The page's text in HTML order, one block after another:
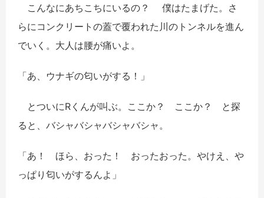
こんなにあちこちにいるの？ 僕はたまげた。さ
らにコンクリートの蓋で覆われた川のトンネルを進ん
でいく。大人は腰が痛いよ。
「あ、ウナギの匂いがする！」
とついにRくんが叫ぶ。ここか？ ここか？ と探
ると、バシャバシャバシャバシャ。
「あ！ ほら、おった！ おったおった。やけえ、や
っぱり匂いがするんよ」